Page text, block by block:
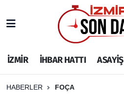
İZMİR İHBAR HATTI ASAYİŞ
HABERLER FOÇA
İHBAR HATTI
DEPREM
İzmir Nöbetçi Eczaneler
İzmir Hava Durumu
İzmir Namaz Vakitleri